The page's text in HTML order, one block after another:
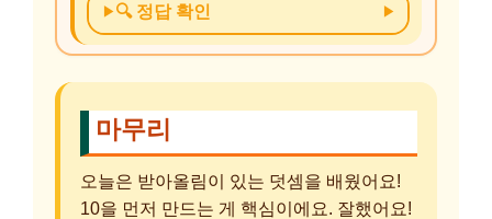
🔍 정답 확인
마무리
오늘은 받아올림이 있는 덧셈을 배웠어요!
10을 먼저 만드는 게 핵심이에요. 잘했어요!